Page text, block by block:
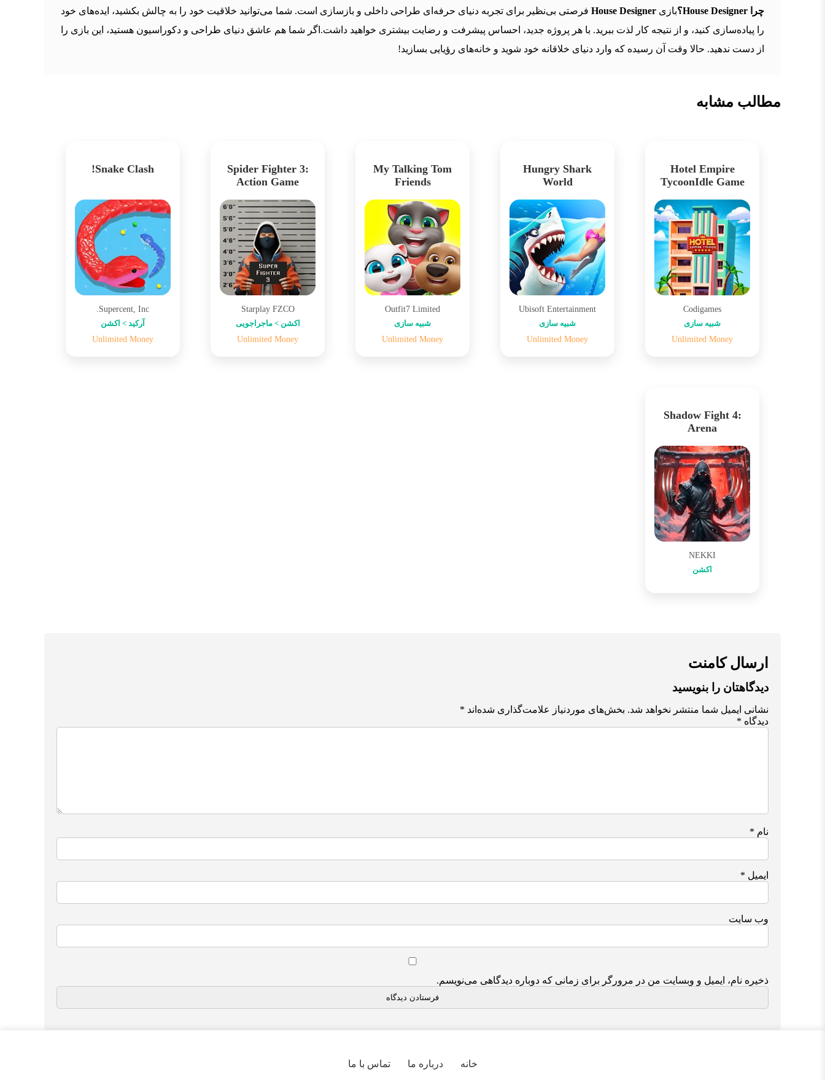
چرا House Designer؟
بازی House Designer فرصتی بی‌نظیر برای تجربه دنیای حرفه‌ای طراحی داخلی و بازسازی است. شما می‌توانید خلاقیت خود را به چالش بکشید، ایده‌های خود
را پیاده‌سازی کنید، و از نتیجه کار لذت ببرید. با هر پروژه جدید، احساس پیشرفت و رضایت بیشتری خواهید داشت.اگر شما هم عاشق دنیای طراحی و دکوراسیون هستید، این بازی را
از دست ندهید. حالا وقت آن رسیده که وارد دنیای خلاقانه خود شوید و خانه‌های رؤیایی بسازید!
مطالب مشابه
Hotel Empire
TycoonIdle Game
Codigames
شبیه سازی
Unlimited Money
Hungry Shark
World
Ubisoft Entertainment
شبیه سازی
Unlimited Money
My Talking Tom
Friends
Outfit7 Limited
شبیه سازی
Unlimited Money
Spider Fighter 3:
Action Game
Starplay FZCO
اکشن > ماجراجویی
Unlimited Money
Snake Clash!
Supercent, Inc.
آرکید > اکشن
Unlimited Money
Shadow Fight 4:
Arena
NEKKI
اکشن
ارسال کامنت
دیدگاهتان را بنویسید
نشانی ایمیل شما منتشر نخواهد شد. بخش‌های موردنیاز علامت‌گذاری شده‌اند *
دیدگاه *
نام *
ایمیل *
وب‌ سایت
ذخیره نام، ایمیل و وبسایت من در مرورگر برای زمانی که دوباره دیدگاهی می‌نویسم.
خانه درباره ما تماس با ما